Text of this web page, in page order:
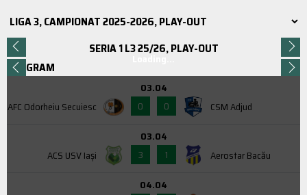
SERIA 1 L3 25/26, PLAY-OUT
PROGRAM
AFC Odorheiu Secuiesc
03.04
0
0 CSM Adjud
ACS USV Iaşi
03.04
3
1 Aerostar Bacău
04.04